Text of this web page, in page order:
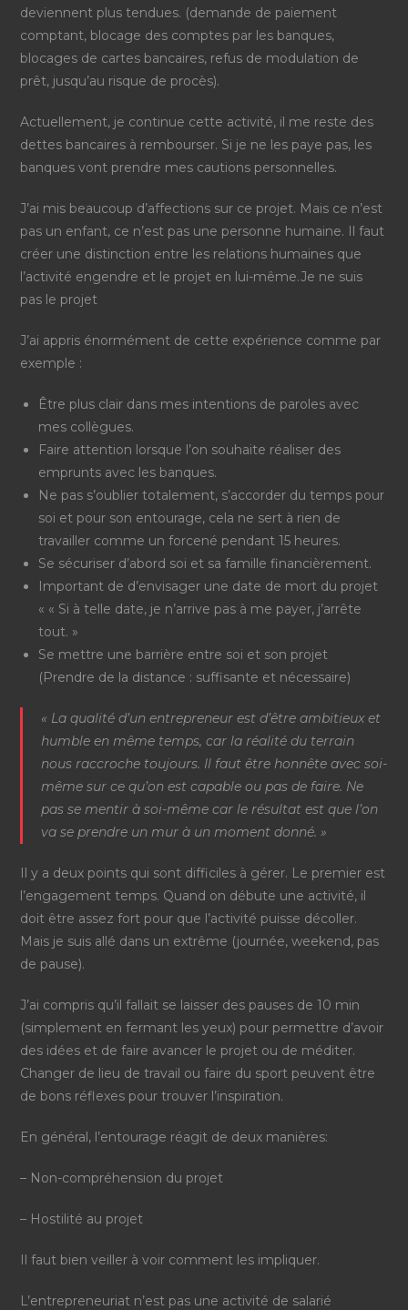
deviennent plus tendues. (demande de paiement
comptant, blocage des comptes par les banques,
blocages de cartes bancaires, refus de modulation de
prêt, jusqu’au risque de procès).
Actuellement, je continue cette activité, il me reste des
dettes bancaires à rembourser. Si je ne les paye pas, les
banques vont prendre mes cautions personnelles.
J’ai mis beaucoup d’affections sur ce projet. Mais ce n’est
pas un enfant, ce n’est pas une personne humaine. Il faut
créer une distinction entre les relations humaines que
l’activité engendre et le projet en lui-même.Je ne suis
pas le projet
J’ai appris énormément de cette expérience comme par
exemple :
Être plus clair dans mes intentions de paroles avec
mes collègues.
Faire attention lorsque l’on souhaite réaliser des
emprunts avec les banques.
Ne pas s’oublier totalement, s’accorder du temps pour
soi et pour son entourage, cela ne sert à rien de
travailler comme un forcené pendant 15 heures.
Se sécuriser d’abord soi et sa famille financièrement.
Important de d’envisager une date de mort du projet
« « Si à telle date, je n’arrive pas à me payer, j’arrête
tout. »
Se mettre une barrière entre soi et son projet
(Prendre de la distance : suffisante et nécessaire)
« La qualité d’un entrepreneur est d’être ambitieux et
humble en même temps, car la réalité du terrain
nous raccroche toujours. Il faut être honnête avec soi-
même sur ce qu’on est capable ou pas de faire. Ne
pas se mentir à soi-même car le résultat est que l’on
va se prendre un mur à un moment donné. »
Il y a deux points qui sont difficiles à gérer. Le premier est
l’engagement temps. Quand on débute une activité, il
doit être assez fort pour que l’activité puisse décoller.
Mais je suis allé dans un extrême (journée, weekend, pas
de pause).
J’ai compris qu’il fallait se laisser des pauses de 10 min
(simplement en fermant les yeux) pour permettre d’avoir
des idées et de faire avancer le projet ou de méditer.
Changer de lieu de travail ou faire du sport peuvent être
de bons réflexes pour trouver l’inspiration.
En général, l’entourage réagit de deux manières:
– Non-compréhension du projet
– Hostilité au projet
Il faut bien veiller à voir comment les impliquer.
L’entrepreneuriat n’est pas une activité de salarié